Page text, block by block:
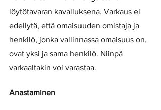
löytötavaran kavalluksena. Varkaus ei
edellytä, että omaisuuden omistaja ja
henkilö, jonka vallinnassa omaisuus on,
ovat yksi ja sama henkilö. Niinpä
varkaaltakin voi varastaa.
Anastaminen